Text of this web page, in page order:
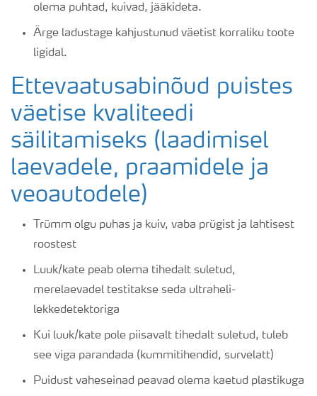
olema puhtad, kuivad, jääkideta.
Ärge ladustage kahjustunud väetist korraliku toote
ligidal.
Ettevaatusabinõud puistes
väetise kvaliteedi
säilitamiseks (laadimisel
laevadele, praamidele ja
veoautodele)
Trümm olgu puhas ja kuiv, vaba prügist ja lahtisest
roostest
Luuk/kate peab olema tihedalt suletud,
merelaevadel testitakse seda ultraheli-
lekkedetektoriga
Kui luuk/kate pole piisavalt tihedalt suletud, tuleb
see viga parandada (kummitihendid, survelatt)
Puidust vaheseinad peavad olema kaetud plastikuga